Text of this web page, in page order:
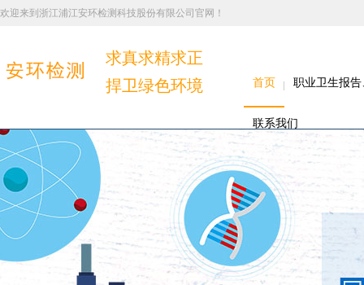
欢迎来到浙江浦江安环检测科技股份有限公司官网！
求真求精求正
捍卫绿色环境
首页 职业卫生报
联系我们